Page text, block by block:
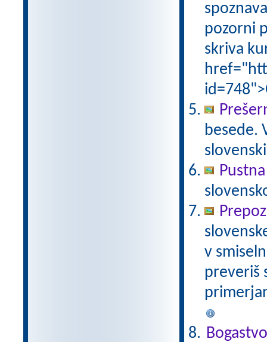
pozorni
skriva
besede.
v
preveriš